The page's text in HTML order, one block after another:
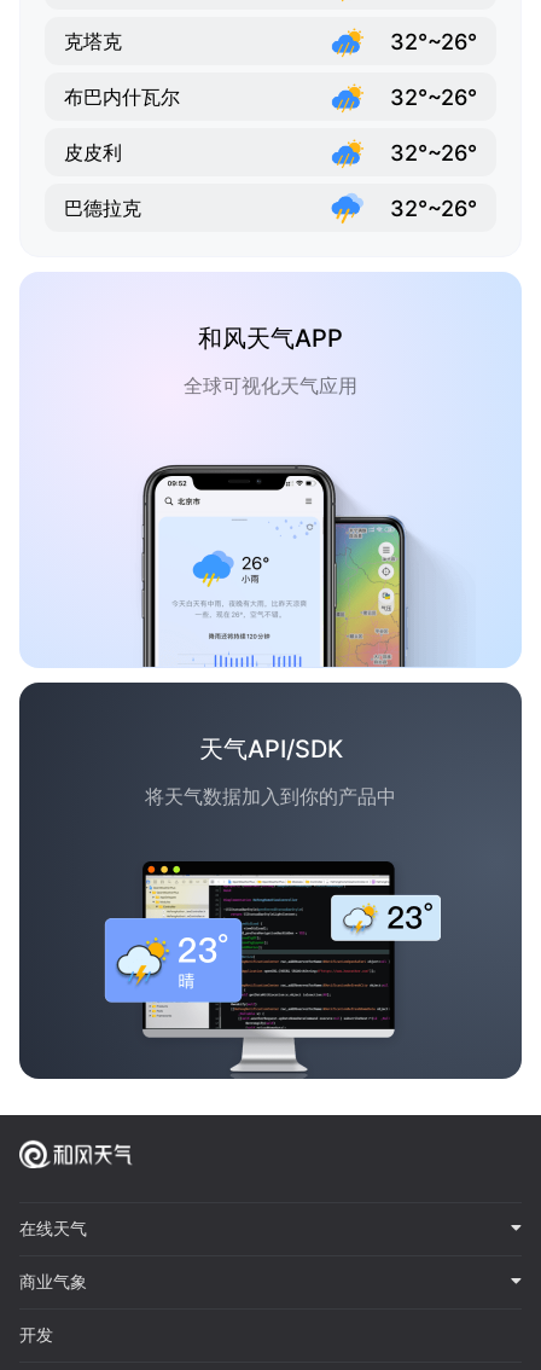
克塔克 32°~26°
布巴内什瓦尔 32°~26°
皮皮利 32°~26°
巴德拉克 32°~26°
和风天气APP
全球可视化天气应用
天气API/SDK
将天气数据加入到你的产品中
在线天气
商业气象
开发